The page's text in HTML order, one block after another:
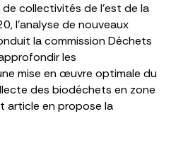
collectivités de l’est de la
l’analyse de nouveaux
la commission Déchets
les
mise en œuvre optimale du
des biodéchets en zone
article en propose la